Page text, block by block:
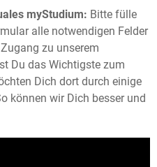
myStudium: Bitte fülle
alle notwendigen Felder
zu unserem
Du das Wichtigste zum
Dich dort durch einige
können wir Dich besser und